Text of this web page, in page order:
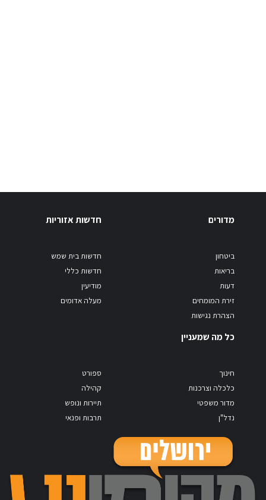
מדורים
ביטחון
בריאות
דעות
זירת המומחים
הצהרת נגישות
חדשות אזוריות
חדשות בית שמש
חדשות כללי
מודיעין
מעלה אדומים
כל מה שמעניין
חינוך
כלכלה וצרכנות
מדור משפטי
נדל"ן
ספורט
קהילה
תיירות ונופש
תרבות ופנאי